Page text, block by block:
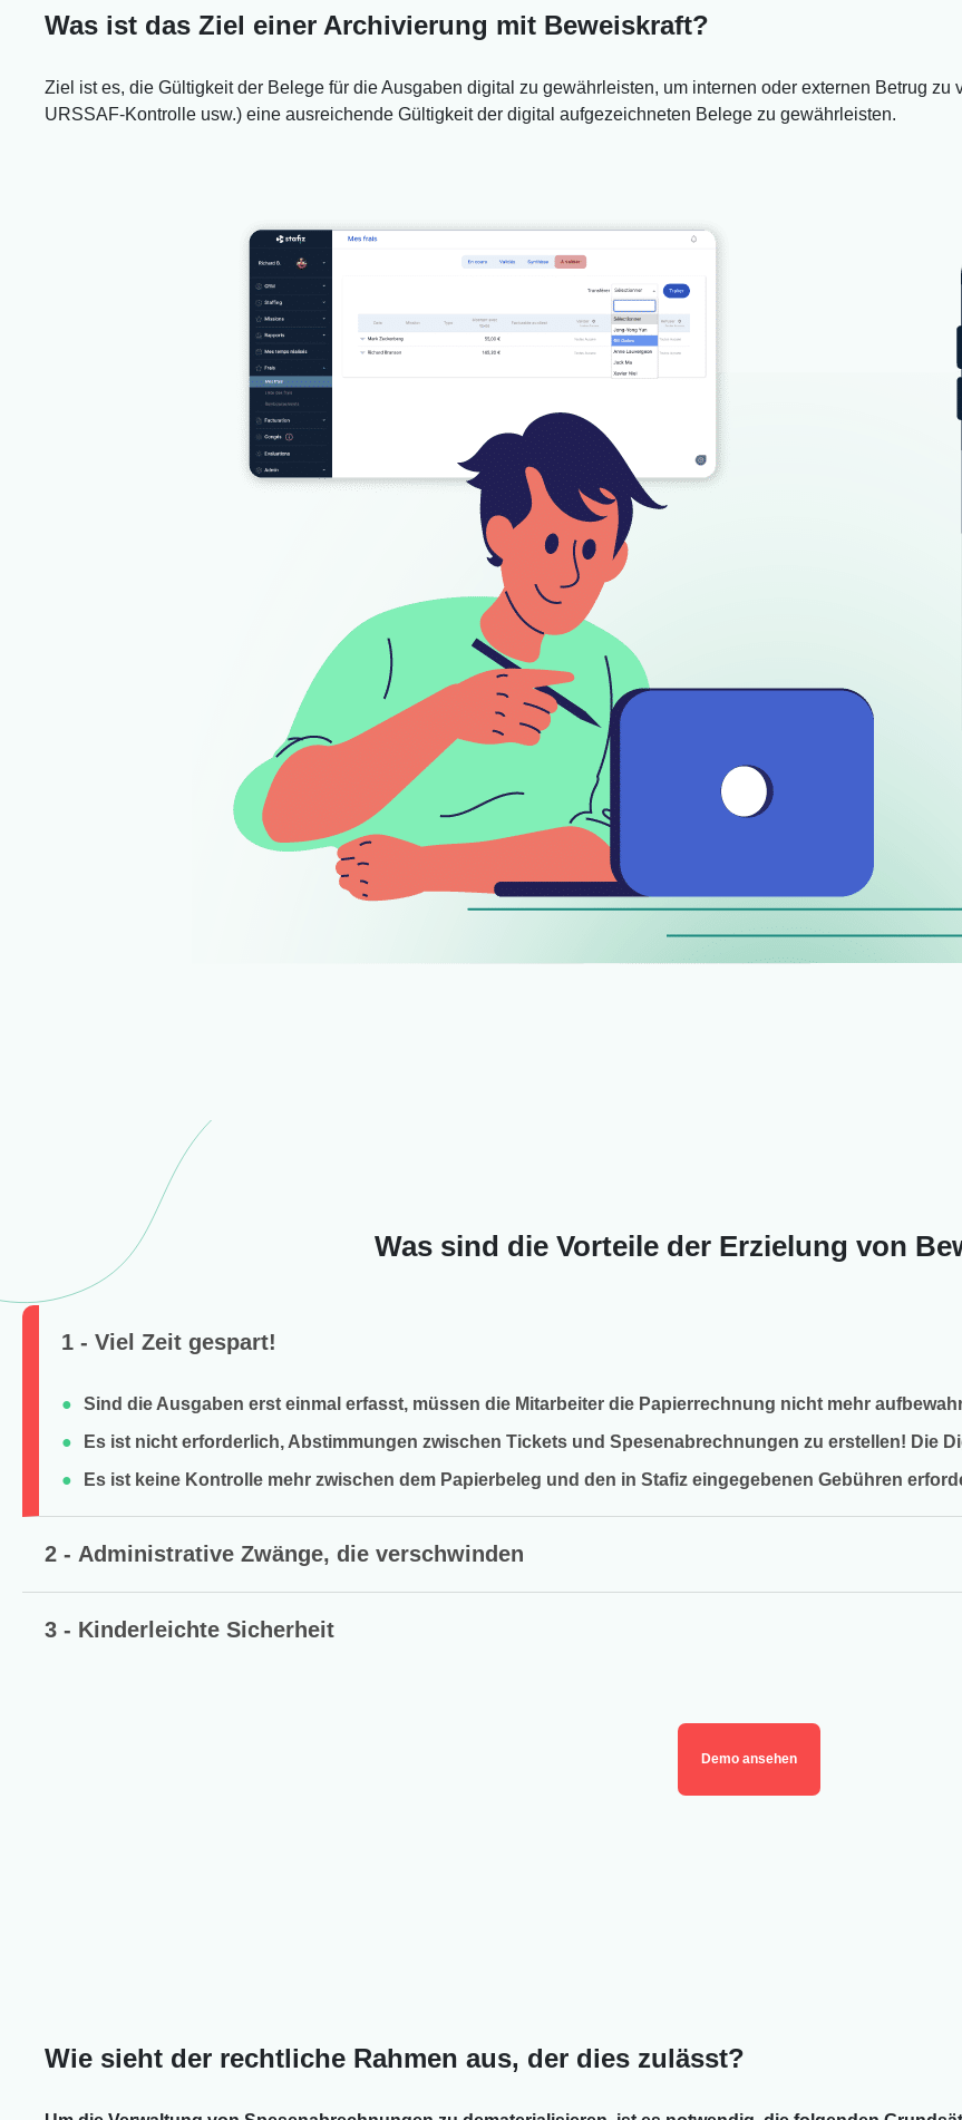
Was ist das Ziel einer Archivierung mit Beweiskraft?
Ziel ist es, die Gültigkeit der Belege für die Ausgaben digital zu gewährleisten, um internen oder externen Betrug
URSSAF-Kontrolle usw.) eine ausreichende Gültigkeit der digital aufgezeichneten Belege zu gewährleisten.
Was sind die Vorteile der Erzielung von
1 - Viel Zeit gespart!
Sind die Ausgaben erst einmal erfasst, müssen die Mitarbeiter die Papierrechnung nicht mehr
Es ist nicht erforderlich, Abstimmungen zwischen Tickets und Spesenabrechnungen zu erstellen! Die
Es ist keine Kontrolle mehr zwischen dem Papierbeleg und den in Stafiz eingegebenen Gebühren
2 - Administrative Zwänge, die verschwinden
3 - Kinderleichte Sicherheit
Demo ansehen
Wie sieht der rechtliche Rahmen aus, der dies zulässt?